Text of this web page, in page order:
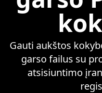
Gauti aukštos
garso failus su
atsisiuntimo